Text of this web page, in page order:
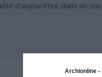
Archionline -
d’aujourd’hui, dans un